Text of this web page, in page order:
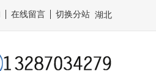
在线留言 湖北
切换分站